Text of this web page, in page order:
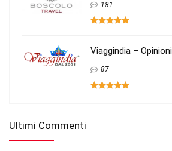
181
Viaggindia – Opinioni
87
Ultimi Commenti